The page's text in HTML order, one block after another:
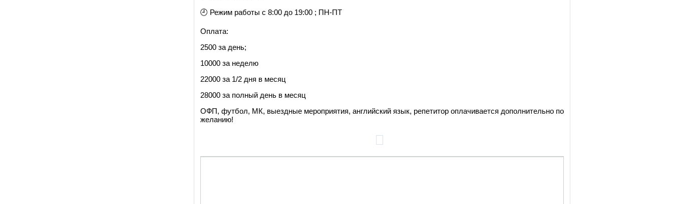
🕘 Режим работы с 8:00 до 19:00 ; ПН-ПТ
Оплата:
2500 за день;
10000 за неделю
22000 за 1/2 дня в месяц
28000 за полный день в месяц
ОФП, футбол, МК, выездные мероприятия, английский язык, репетитор оплачивается дополнительно по
желанию!